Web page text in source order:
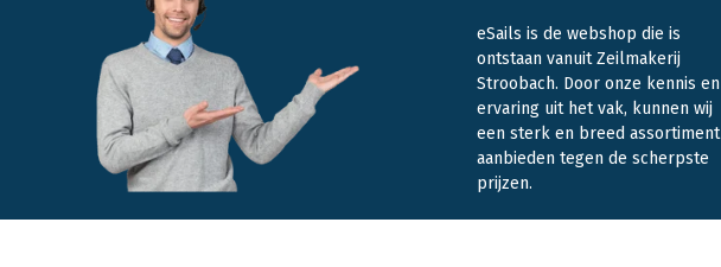
eSails is de webshop die is
ontstaan vanuit Zeilmakerij
Stroobach. Door onze kennis en
ervaring uit het vak, kunnen wij
een sterk en breed assortiment
aanbieden tegen de scherpste
prijzen.